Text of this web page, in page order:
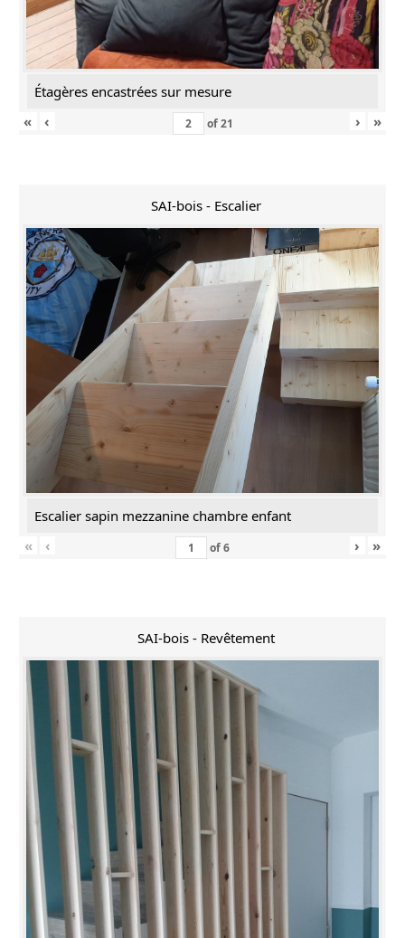
Étagères encastrées sur mesure
«
‹ of21 › »
SAI-bois - Escalier
Escalier sapin mezzanine chambre enfant
«
‹ of6 › »
SAI-bois - Revêtement